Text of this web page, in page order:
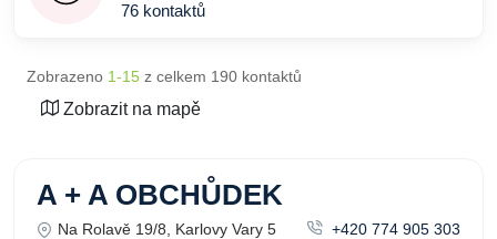
76 kontaktů
Zobrazeno 1-15 z celkem 190 kontaktů
Zobrazit na mapě
A + A OBCHŮDEK
Na Rolavě 19/8, Karlovy Vary 5
+420 774 905 303